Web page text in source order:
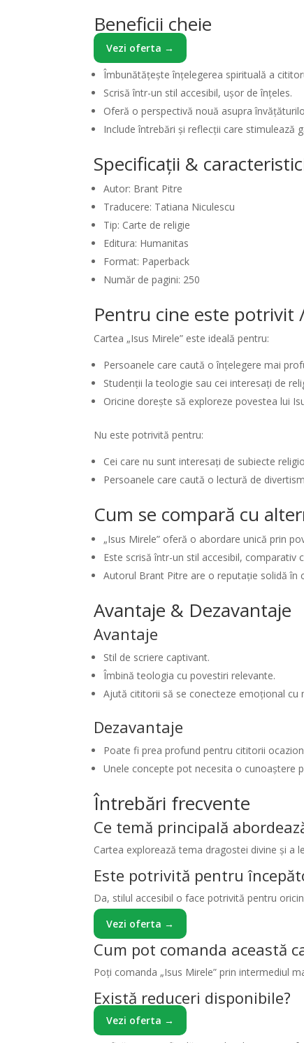
Beneficii cheie
Vezi oferta →
Îmbunătățește înțelegerea spirituală a
Scrisă într-un stil accesibil, ușor de înțeles.
Oferă o perspectivă nouă asupra
Include întrebări și reflecții care stimulează
Specificații &
Autor: Brant Pitre
Traducere: Tatiana Niculescu
Tip: Carte de religie
Editura: Humanitas
Format: Paperback
Număr de pagini: 250
Pentru cine este potrivit
Cartea „Isus Mirele” este ideală pentru:
Persoanele care caută o înțelegere mai
Studenții la teologie sau cei interesați de
Oricine dorește să exploreze povestea lui
Nu este potrivită pentru:
Cei care nu sunt interesați de subiecte
Persoanele care caută o lectură de
Cum se compară cu
„Isus Mirele” oferă o abordare unică prin
Este scrisă într-un stil accesibil, comparativ
Autorul Brant Pitre are o reputație solidă în
Avantaje & Dezavantaje
Avantaje
Stil de scriere captivant.
Îmbină teologia cu povestiri relevante.
Ajută cititorii să se conecteze emoțional cu
Dezavantaje
Poate fi prea profund pentru cititorii
Unele concepte pot necesita o cunoaștere
Întrebări frecvente
Ce temă principală
Cartea explorează tema dragostei divine și a
Este potrivită pentru
Da, stilul accesibil o face potrivită pentru
Vezi oferta →
Cum pot comanda această
Poți comanda „Isus Mirele” prin intermediul
Există reduceri disponibile?
Vezi oferta →